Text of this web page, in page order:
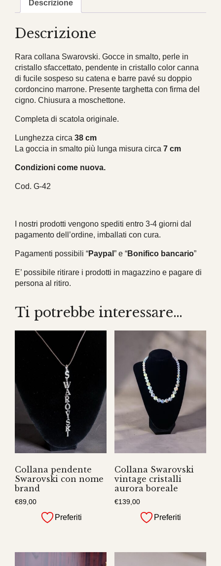
quantità
Descrizione
Descrizione
Rara collana Swarovski. Gocce in smalto, perle in
cristallo sfaccettato, pendente in cristallo color canna
di fucile sospeso su catena e barre pavé su doppio
cordoncino marrone. Presente targhetta con firma del
cigno. Chiusura a moschettone.
Completa di scatola originale.
Lunghezza circa 38 cm
La goccia in smalto più lunga misura circa 7 cm
Condizioni come nuova.
Cod. G-42
I nostri prodotti vengono spediti entro 3-4 giorni dal
pagamento dell’ordine, imballati con cura.
Pagamenti possibili “Paypal ” e “Bonifico bancario”
E’ possibile ritirare i prodotti in magazzino e pagare di
persona al ritiro.
Ti potrebbe interessare…
Collana pendente
Swarovski con nome
brand
€89,00
Preferiti
Collana Swarovski
vintage cristalli
aurora boreale
€139,00
Preferiti